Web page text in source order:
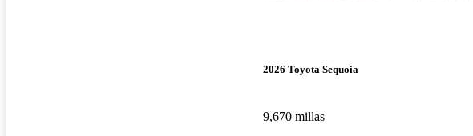
2026 Toyota Sequoia
9,670 millas